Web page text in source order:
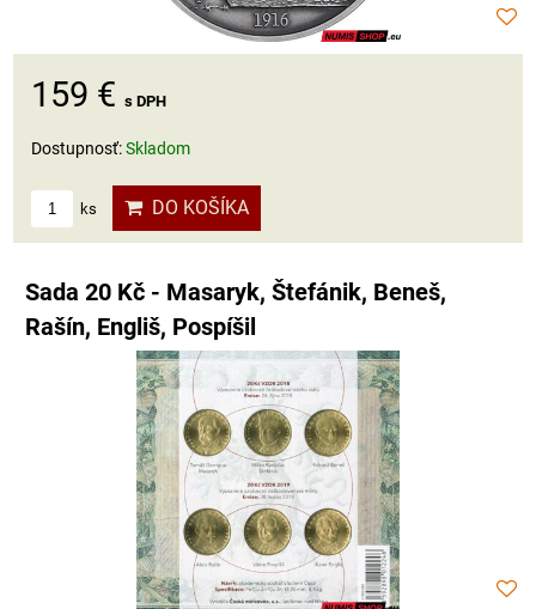
159 € s DPH
Dostupnosť:Skladom
ks DO KOŠÍKA
Sada 20 Kč - Masaryk, Štefánik, Beneš,
Rašín, Engliš, Pospíšil